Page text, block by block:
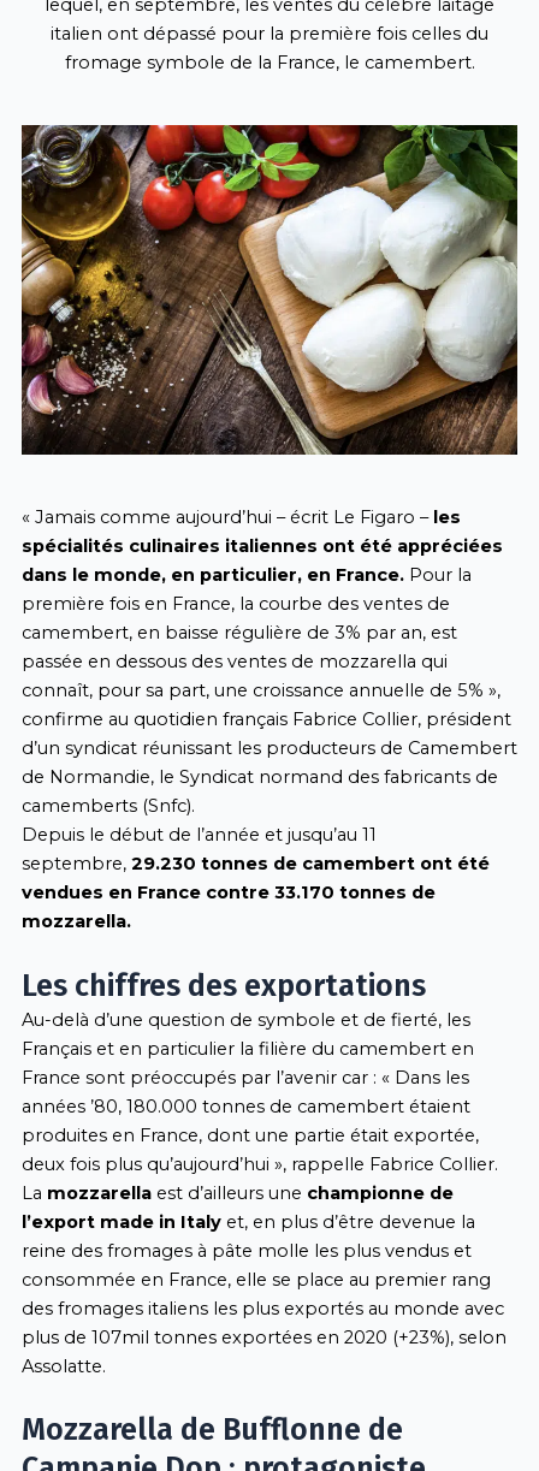
lequel, en septembre, les ventes du célèbre laitage
italien ont dépassé pour la première fois celles du
fromage symbole de la France, le camembert.
« Jamais comme aujourd’hui – écrit Le Figaro – les
spécialités culinaires italiennes ont été appréciées
dans le monde, en particulier, en France.Pour la
première fois en France, la courbe des ventes de
camembert, en baisse régulière de 3% par an, est
passée en dessous des ventes de mozzarella qui
connaît, pour sa part, une croissance annuelle de 5% »,
confirme au quotidien français Fabrice Collier, président
d’un syndicat réunissant les producteurs de Camembert
de Normandie, le Syndicat normand des fabricants de
camemberts (Snfc).
Depuis le début de l’année et jusqu’au 11
septembre, 29.230 tonnes de camembert ont été
vendues en France contre 33.170 tonnes de
mozzarella.
Les chiffres des exportations
Au-delà d’une question de symbole et de fierté, les
Français et en particulier la filière du camembert en
France sont préoccupés par l’avenir car : « Dans les
années ’80, 180.000 tonnes de camembert étaient
produites en France, dont une partie était exportée,
deux fois plus qu’aujourd’hui », rappelle Fabrice Collier.
La mozzarellaest d’ailleurs une championne de
l’export made in Italyet, en plus d’être devenue la
reine des fromages à pâte molle les plus vendus et
consommée en France, elle se place au premier rang
des fromages italiens les plus exportés au monde avec
plus de 107mil tonnes exportées en 2020 (+23%), selon
Assolatte.
Mozzarella de Bufflonne de